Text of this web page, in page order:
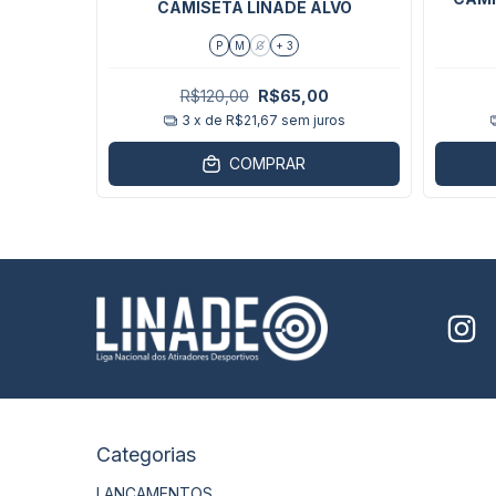
CAMISETA LINADE ALVO
P M G + 3
R$120,00 R$65,00
3 x de R$21,67 sem juros
COMPRAR
Categorias